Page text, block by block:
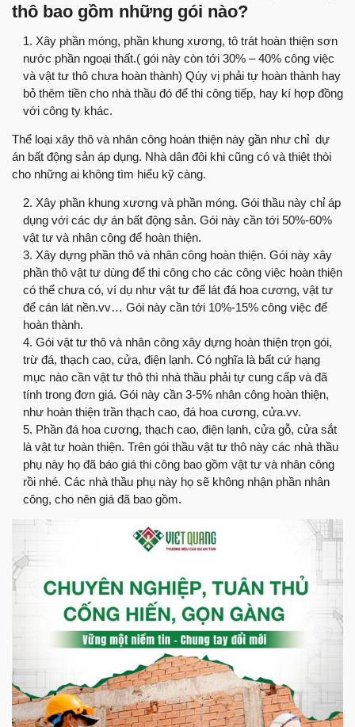
thô bao gồm những gói nào?
Xây phần móng, phần khung xương, tô trát hoàn thiện sơn
nước phần ngoại thất.( gói này còn tới 30% – 40% công việc
và vật tư thô chưa hoàn thành) Qúy vị phải tự hoàn thành hay
bỏ thêm tiền cho nhà thầu đó để thi công tiếp, hay kí hợp đồng
với công ty khác.
Thể loại xây thô và nhân công hoàn thiện này gần như chỉ dự
án bất động sản áp dụng. Nhà dân đôi khi cũng có và thiệt thòi
cho những ai không tìm hiểu kỹ càng.
Xây phần khung xương và phần móng. Gói thầu này chỉ áp
dụng với các dự án bất động sản. Gói này cần tới 50%-60%
vật tư và nhân công để hoàn thiện.
Xây dựng phần thô và nhân công hoàn thiện. Gói này xây
phần thô vật tư dùng để thi công cho các công việc hoàn thiện
có thể chưa có, ví dụ như vật tư để lát đá hoa cương, vật tư
để cán lát nền.vv… Gói này cần tới 10%-15% công việc để
hoàn thành.
Gói vật tư thô và nhân công xây dựng hoàn thiện trọn gói,
trừ đá, thạch cao, cửa, điện lạnh. Có nghĩa là bất cứ hạng
mục nào cần vật tư thô thì nhà thầu phải tự cung cấp và đã
tính trong đơn giá. Gói này cần 3-5% nhân công hoàn thiện,
như hoàn thiện trần thạch cao, đá hoa cương, cửa.vv.
Phần đá hoa cương, thạch cao, điện lạnh, cửa gỗ, cửa sắt
là vật tư hoàn thiện. Trên gói thầu vật tư thô này các nhà thầu
phụ này họ đã báo giá thi công bao gồm vật tư và nhân công
rồi nhé. Các nhà thầu phụ này họ sẽ không nhận phần nhân
công, cho nên giá đã bao gồm.